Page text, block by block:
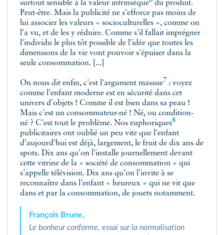
surtout sensible à la valeur intrinsèque
du produit.
Peut-être. Mais la publicité ne s'efforce pas moins de
lui associer les valeurs « socioculturelles », comme on
l'a vu, et de les y réduire. Comme s'il fallait imprégner
l'individu le plus tôt possible de l'idée que toutes les
dimensions de la vie vont pouvoir s'épuiser dans la
seule consommation. [...]
On nous dit enfin, c'est l'argument massue7 : voyez
comme l'enfant moderne est en sécurité dans cet
univers d'objets ! Comme il est bien dans sa peau !
Mais c'est un consommateur-né ! Né, ou condition-
né ? C'est tout le problème. Nos euphoriques8
publicitaires ont oublié un peu vite que l'enfant
d'aujourd'hui est déjà, largement, le fruit de dix ans de
spots. Dix ans qu'on l'installe journellement devant
cette vitrine de la « société de consommation » qui
s'appelle télévision. Dix ans qu'on l'invite à se
reconnaître dans l'enfant « heureux » qui ne vit que
dans et par la consommation, de jouets notamment.
François Brune,
Le bonheur conforme, essai sur la normalisation